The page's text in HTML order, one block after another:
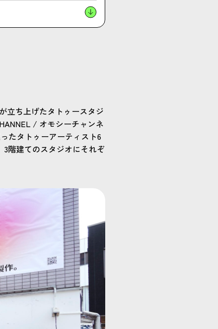
立ち上げたタトゥースタジ
/ オモシーチャンネ
たタトゥーアーティスト6
階建てのスタジオにそれぞ